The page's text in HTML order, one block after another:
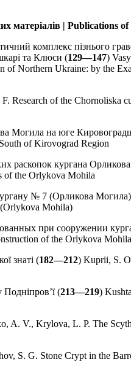
матеріалів | Publications
комплекс пізнього
та Клюси (129—147)
of Northern Ukraine: by the
Research of the Chornoliska
Могила на юге
of Kirovograd Region
раскопок кургана
of the Orlykova Mohila
№ 7 (Орликова
Mohila)
при сооружении
of the Orlykova
знаті (182—212) Kuprii, S.
(213—219)
A. V., Krylova, L. P. The
S. G. Stone Crypt in the